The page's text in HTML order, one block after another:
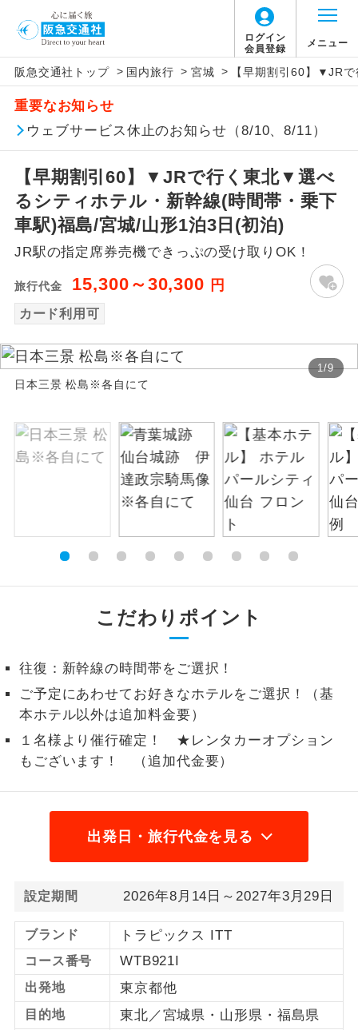
ログイン
会員登録
メニュー
阪急交通社トップ > 国内旅行 > 宮城 > 【早期割引60】▼JR
重要なお知らせ
ウェブサービス休止のお知らせ（8/10、8/11）
【早期割引60】▼JRで行く東北▼選べ
るシティホテル・新幹線(時間帯・乗下
車駅)福島/宮城/山形1泊3日(初泊)
JR駅の指定席券売機できっぷの受け取りOK！
旅行代金 15,300～30,300 円
カード利用可
1/9
日本三景 松島※各自にて
こだわりポイント
往復：新幹線の時間帯をご選択！
ご予定にあわせてお好きなホテルをご選択！（基
本ホテル以外は追加料金要）
１名様より催行確定！ ★レンタカーオプション
もございます！ （追加代金要）
出発日・旅行代金を見る
設定期間 2026年8月14日～2027年3月29日
ブランド トラピックス ITT
コース番号 WTB921I
出発地 東京都他
目的地 東北／宮城県・山形県・福島県
アイコン 説明
添乗員同行
往路出発空港（駅）から復路到着空港
（駅）まで同行します。
現地添乗員同
行
現地到着空港（駅）から最終日出発空港
（駅）まで添乗員が同行します。
バスガイド乗
務
バスガイドが乗務し、車内での観光案内
があります。
新コース 初登場のコースです。
然遺産を訪ねるコースです。
絶景 絶景スポットに立ち寄るコースです。
温泉 温泉地にも宿泊するコースです。
ご宿泊ホテルに露天風呂が付いていま
す。
ご宿泊ホテルに大浴場が付いています。
事の心配はいりません。（機内食を除
お部屋にてゆっくりとお召し上がりいた
トラベルイヤ
ホン
周りの音を気にせず、ガイドさんの説明
をじっくり聞くことができます。
1名様催行
1名様から出発可能な個人型プランで
す。
2名様から出発可能な個人型プランで
す。
おひとり様参
加限定
おひとり様限定でご参加いただけるコー
スです。
1名様1室同代
1名様1室利用でも追加料金がかからない
コースです。
ご夫婦限定
ご夫婦限定でご参加いただけるコースで
す。
女性限定
女性限定でご参加いただけるコースで
す。